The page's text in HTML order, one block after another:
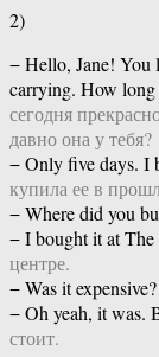
2)
− Hello, Jane! You
carrying. How long
сегодня
давно она у тебя?
− Only five days. I
купила ее в
− Where did you
− I bought it at
центре.
− Was it
− Oh yeah, it was.
стоит.